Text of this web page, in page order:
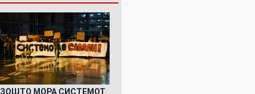
ЗОШТО МОРА СИСТЕМОТ